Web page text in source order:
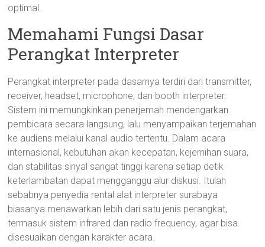
optimal.
Memahami Fungsi Dasar
Perangkat Interpreter
Perangkat interpreter pada dasarnya terdiri dari transmitter,
receiver, headset, microphone, dan booth interpreter.
Sistem ini memungkinkan penerjemah mendengarkan
pembicara secara langsung, lalu menyampaikan terjemahan
ke audiens melalui kanal audio tertentu. Dalam acara
internasional, kebutuhan akan kecepatan, kejernihan suara,
dan stabilitas sinyal sangat tinggi karena setiap detik
keterlambatan dapat mengganggu alur diskusi. Itulah
sebabnya penyedia rental alat interpreter surabaya
biasanya menawarkan lebih dari satu jenis perangkat,
termasuk sistem infrared dan radio frequency, agar bisa
disesuaikan dengan karakter acara.